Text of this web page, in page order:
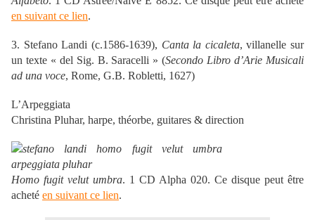
en suivant ce lien.
3. Stefano Landi (c.1586-1639), Canta la cicaleta, villanelle sur
un texte « del Sig. B. Saracelli » (Secondo Libro d’Arie Musicali
ad una voce, Rome, G.B. Robletti, 1627)
L’Arpeggiata
Christina Pluhar, harpe, théorbe, guitares & direction
Homo fugit velut umbra. 1 CD Alpha 020. Ce disque peut être
acheté en suivant ce lien.